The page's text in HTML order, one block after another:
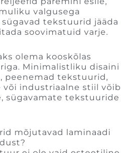
valgusega
tekstuurid jääda
soovimatuid varje.
olema kooskõlas
Minimalistliku disaini
peenemad tekstuurid,
või industriaalne stiil võib
sügavamate tekstuuride
mõjutavad laminaadi